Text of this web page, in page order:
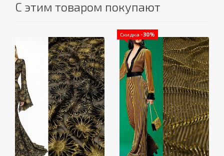
С этим товаром покупают
Скидка -30%